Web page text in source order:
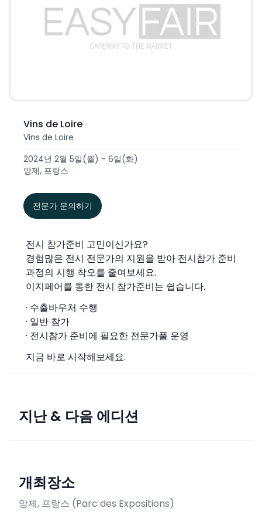
Vins de Loire
Vins de Loire
2024년 2월 5일(월) - 6일(화)
앙제, 프랑스
전문가 문의하기
전시 참가준비 고민이신가요?
경험많은 전시 전문가의 지원을 받아 전시참가 준비
과정의 시행 착오를 줄여보세요.
이지페어를 통한 전시 참가준비는 쉽습니다.
· 수출바우처 수행
· 일반 참가
· 전시참가 준비에 필요한 전문가풀 운영
지금 바로 시작해보세요.
지난 & 다음 에디션
개최장소
앙제, 프랑스 (Parc des Expositions)